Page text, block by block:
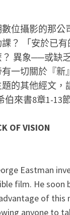
位攝影的那
？
「安於已
異象──或缺
有一切關於『
的其他經文，
伯來書8章1-13
OF VISION
Eastman
film. He soon
of this
anyone to